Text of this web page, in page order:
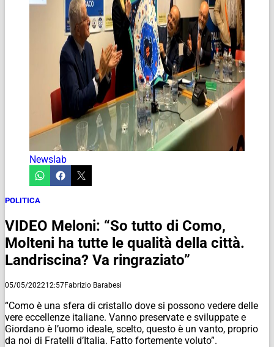
Newslab
POLITICA
VIDEO Meloni: “So tutto di Como,
Molteni ha tutte le qualità della città.
Landriscina? Va ringraziato”
05/05/202212:57Fabrizio Barabesi
“Como è una sfera di cristallo dove si possono vedere delle
vere eccellenze italiane. Vanno preservate e sviluppate e
Giordano è l’uomo ideale, scelto, questo è un vanto, proprio
da noi di Fratelli d’Italia. Fatto fortemente voluto”.